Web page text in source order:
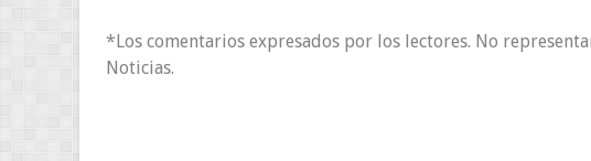
*Los comentarios expresados por los lectores. No
Noticias.